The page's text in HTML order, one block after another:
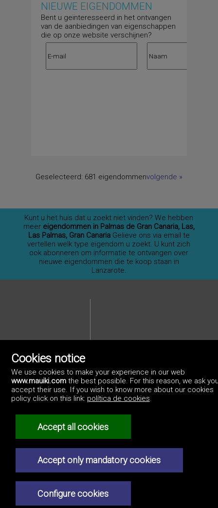
NIEUWE EIGENDOMMEN
Bent u geïnteresseerd in het ontvangen
van de aanbiedingen van eigenschappen
die op onze website verschijnen?
Geselecteerd: 681 eigendommenvolgende »
Kunt u het huis dat u zoekt niet vinden? We hebben
meer eigendommen in Palmas de Gran Canaria, Las,
Las Palmas, Gran Canaria Gelieve ons via email te
vertellen welk type eigendom u zoekt. U kunt zich
ook abonneren om informatie te ontvangen over
nieuwe eigendommen die te koop staan in
Lanzarote.
Privacybeleid
Cookies notice
We use cookies to make your experience in our web
www.mauiki.comthe best possible. For this reason, we ask
accept their use. If you wish to know more about our cookies
policy click on this link: política de cookies.
Accept all cookies
Accept only mandatory cookies
Configure cookies